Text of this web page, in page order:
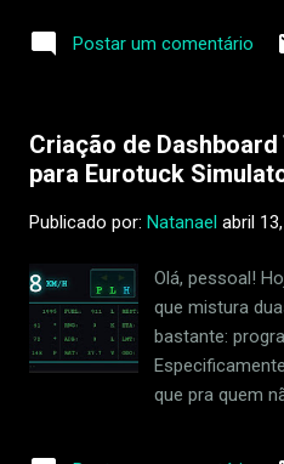
ganhar um novo capítulo. Uma
momento: Ainda tem ajustes e
Tudo Que Aconteceu Até Aqui
agora no blog, aqui vai uma
Tudo começa com um
ideia foi usar o computador
um controle remoto, então fui
profissional no mercado.
que custava quase R$ 5...
Postar um comentário
Criação de
para Eurotuck
Publicado por: Natanael abril
Olá, pessoal!
que mistura
bastante:
que pra quem